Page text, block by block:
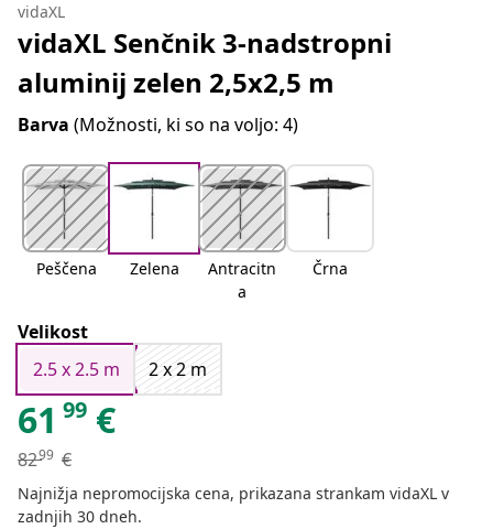
vidaXL
vidaXL Senčnik 3-nadstropni
aluminij zelen 2,5x2,5 m
Barva (Možnosti, ki so na voljo: 4)
Peščena Zelena
Antracitn
a
Črna
Velikost
2.5 x 2.5 m
2 x 2 m
61 99 €
8299 €
Najnižja nepromocijska cena, prikazana strankam vidaXL v
zadnjih 30 dneh.